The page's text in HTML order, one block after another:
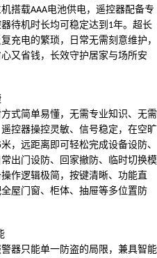
搭载AAA电池供电，遥控器配备专
待机时长均可稳定达到 1年。超长
充电的繁琐，日常无需刻意维护，
又省钱，长效守护居家与场所安
式简单易懂，无需专业知识、无需
控器操控灵敏、信号稳定，在空旷
米，远距离即可轻松完成设备设防、
出门设防、回家撤防、临时切换模
作逻辑极简，按键清晰、功能直
屋门窗、柜体、抽屉等多位置防
器只能单一防盗的局限，兼具智能